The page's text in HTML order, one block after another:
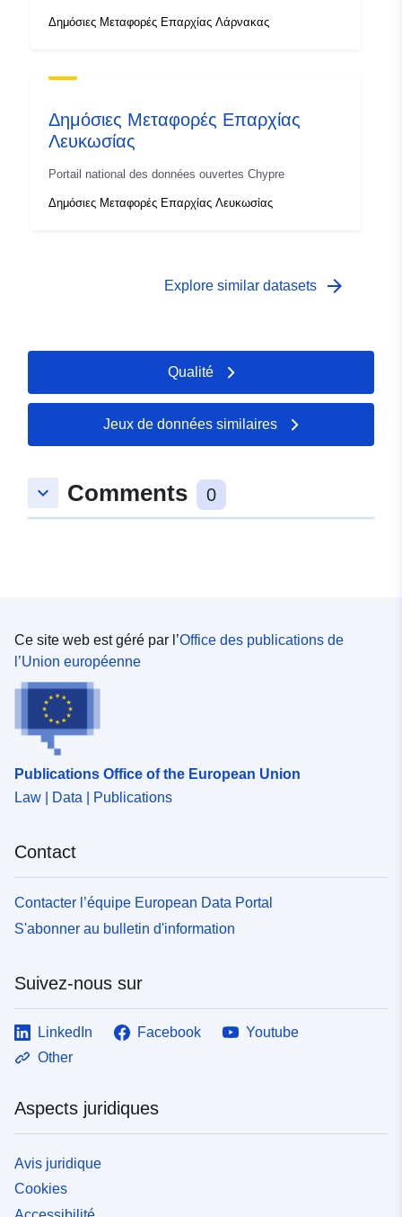
Δημόσιες Μεταφορές Επαρχίας Λάρνακας
Δημόσιες Μεταφορές Επαρχίας
Λευκωσίας
Portail national des données ouvertes Chypre
Δημόσιες Μεταφορές Επαρχίας Λευκωσίας
Explore similar datasets arrow_forward
Qualité
Jeux de données similaires
keyboard_arrow_down Comments 0
Ce site web est géré par l’Office des publications de
l’Union européenne
Publications Office of the European Union
Law | Data | Publications
Contact
Contacter l’équipe European Data Portal
S'abonner au bulletin d'information
Suivez-nous sur
LinkedIn Facebook
Youtube
Other
Aspects juridiques
Avis juridique
Cookies